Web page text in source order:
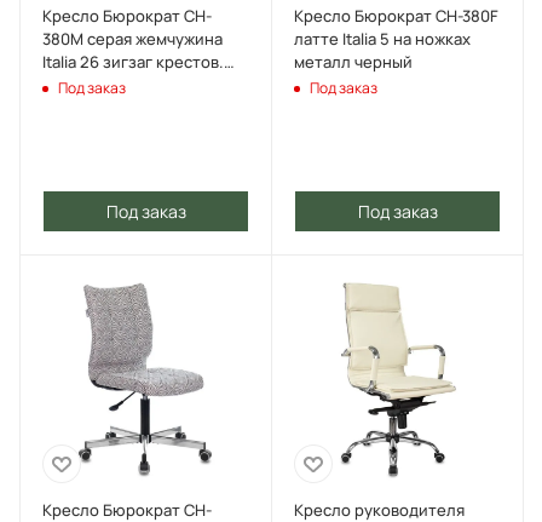
Кресло Бюрократ CH-
380M серая жемчужина
Italia 26 зигзаг крестов.
металл
Под заказ
Под заказ
Кресло Бюрократ CH-380F
латте Italia 5 на ножках
металл черный
Под заказ
Под заказ
Кресло Бюрократ CH-
Кресло руководителя